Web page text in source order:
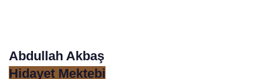
Abdullah Akbaş
Hidayet Mektebi